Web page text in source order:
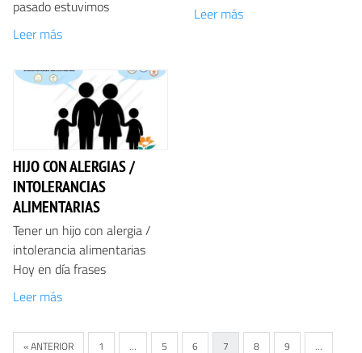
pasado estuvimos
Leer más
Leer más
HIJO CON ALERGIAS /
INTOLERANCIAS
ALIMENTARIAS
Tener un hijo con alergia /
intolerancia alimentarias
Hoy en día frases
Leer más
« ANTERIOR 1 … 5 6 7 8 9 …